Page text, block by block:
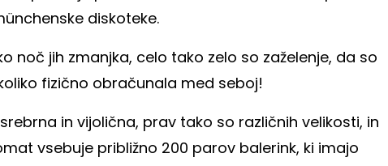
diskoteke.
noč jih zmanjka, celo tako zelo so zaželenje, da so
fizično obračunala med seboj!
in vijolična, prav tako so različnih velikosti, in
vsebuje približno 200 parov balerink, ki imajo